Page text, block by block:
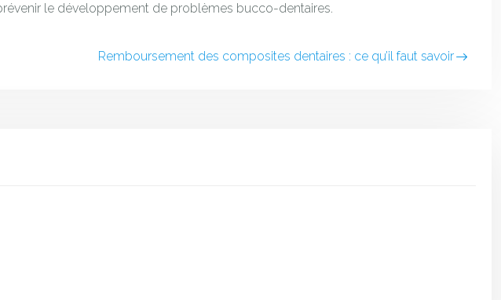
le développement de problèmes bucco-dentaires.
Remboursement des composites dentaires : ce qu’il faut savoir